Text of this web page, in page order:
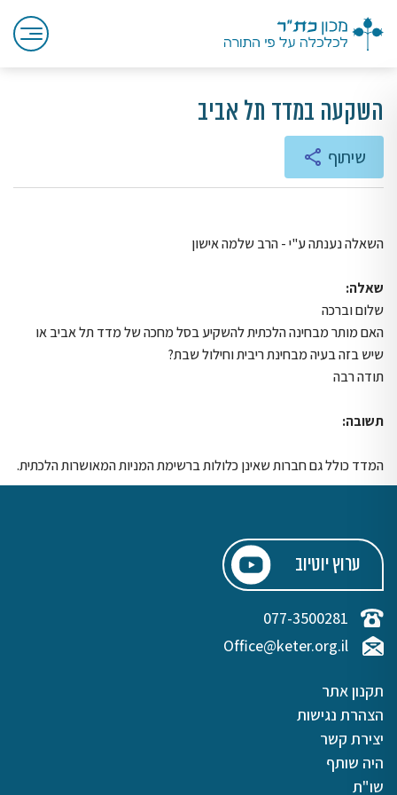
השקעה במדד תל אביב
שיתוף
השאלה נענתה ע"י - הרב שלמה אישון
שאלה:
שלום וברכה
האם מותר מבחינה הלכתית להשקיע בסל מחכה של מדד תל אביב או
שיש בזה בעיה מבחינת ריבית וחילול שבת?
תודה רבה
תשובה:
המדד כולל גם חברות שאינן כלולות ברשימת המניות המאושרות הלכתית.
ערוץ יוטיוב
077-3500281
Office@keter.org.il
תקנון אתר
הצהרת נגישות
יצירת קשר
היה שותף
שו"ת